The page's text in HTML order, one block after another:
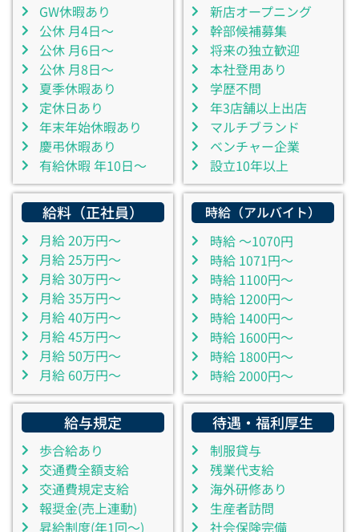
GW休暇あり
公休 月4日～
公休 月6日～
公休 月8日～
夏季休暇あり
定休日あり
年末年始休暇あり
慶弔休暇あり
有給休暇 年10日～
新店オープニング
幹部候補募集
将来の独立歓迎
本社登用あり
学歴不問
年3店舗以上出店
マルチブランド
ベンチャー企業
設立10年以上
給料（正社員）
月給 20万円～
月給 25万円～
月給 30万円～
月給 35万円～
月給 40万円～
月給 45万円～
月給 50万円～
月給 60万円～
時給（アルバイト）
時給 ～1070円
時給 1071円～
時給 1100円～
時給 1200円～
時給 1400円～
時給 1600円～
時給 1800円～
時給 2000円～
給与規定
歩合給あり
交通費全額支給
交通費規定支給
報奨金(売上連動)
昇給制度(年1回～)
待遇・福利厚生
制服貸与
残業代支給
海外研修あり
生産者訪問
社会保険完備